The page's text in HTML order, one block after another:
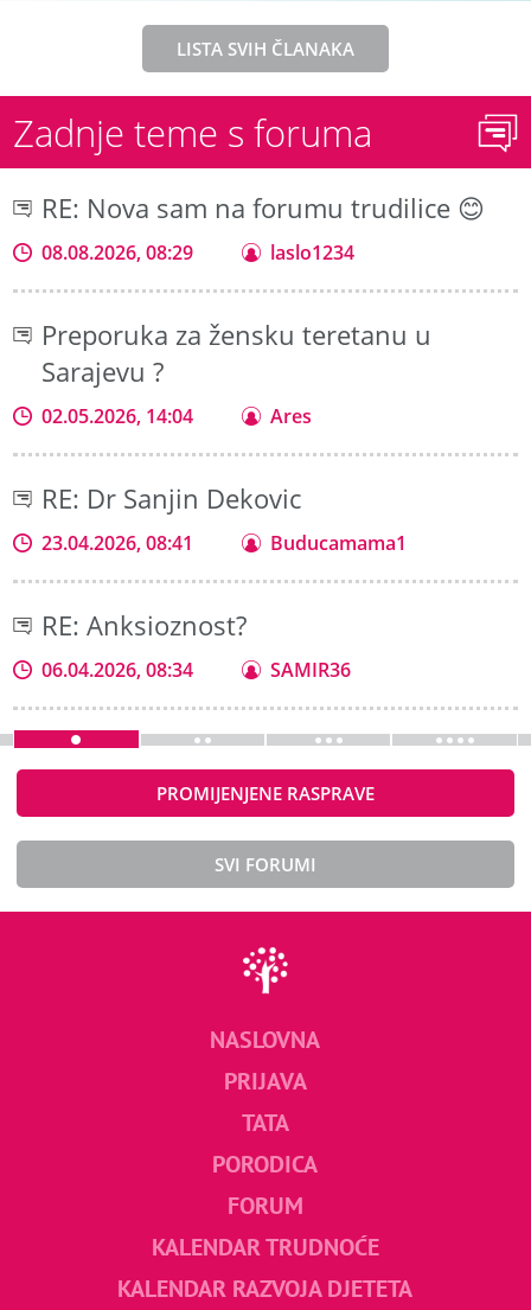
LISTA SVIH ČLANAKA
Zadnje teme s foruma
RE: Nova sam na forumu trudilice 😊
08.08.2026, 08:29 laslo1234
Preporuka za žensku teretanu u
Sarajevu ?
02.05.2026, 14:04 Ares
RE: Dr Sanjin Dekovic
23.04.2026, 08:41 Buducamama1
RE: Anksioznost?
06.04.2026, 08:34 SAMIR36
PROMIJENJENE RASPRAVE
SVI FORUMI
NASLOVNA
PRIJAVA
TATA
PORODICA
FORUM
KALENDAR TRUDNOĆE
KALENDAR RAZVOJA DJETETA